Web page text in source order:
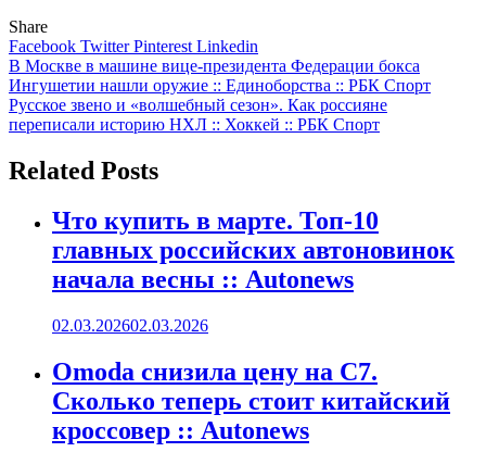
Share
Facebook TwitterPinterest Linkedin
Навигация
по
записям
В Москве в машине вице-президента Федерации бокса
Ингушетии нашли оружие :: Единоборства :: РБК Спорт
Русское звено и «волшебный сезон». Как россияне
переписали историю НХЛ :: Хоккей :: РБК Спорт
Related Posts
Что купить в марте. Топ-10
главных российских автоновинок
начала весны :: Autonews
02.03.202602.03.2026
Omoda снизила цену на C7.
Сколько теперь стоит китайский
кроссовер :: Autonews